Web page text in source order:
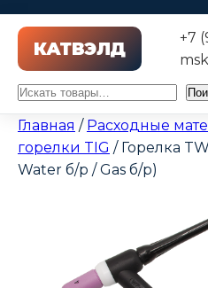
+7
Поиск
Главная / Расходные
горелки TIG / Горелка
Water б/р / Gas б/р)